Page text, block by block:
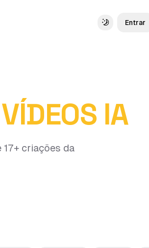
Toggle theme
Entrar
VÍDEOS IA
criações da